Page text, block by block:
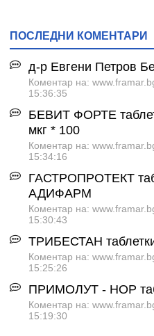
ПОСЛЕДНИ КОМЕНТАРИ
д-р Евгени Петров
Коментар на:
15:36:35
БЕВИТ ФОРТЕ
мкг * 100
Коментар на:
15:34:16
ГАСТРОПРОТЕКТ
АДИФАРМ
Коментар на:
15:30:43
ТРИБЕСТАН
Коментар на:
15:25:26
ПРИМОЛУТ - НОР
Коментар на:
15:19:30